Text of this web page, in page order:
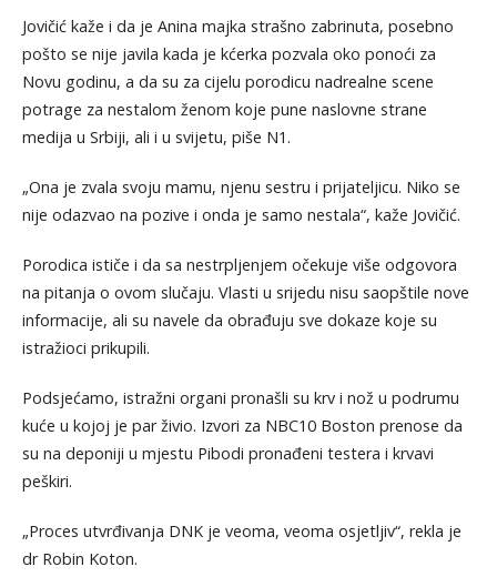
Jovičić kaže i da je Anina majka strašno zabrinuta, posebno
pošto se nije javila kada je kćerka pozvala oko ponoći za
Novu godinu, a da su za cijelu porodicu nadrealne scene
potrage za nestalom ženom koje pune naslovne strane
medija u Srbiji, ali i u svijetu, piše N1.
„Ona je zvala svoju mamu, njenu sestru i prijateljicu. Niko se
nije odazvao na pozive i onda je samo nestala“, kaže Jovičić.
Porodica ističe i da sa nestrpljenjem očekuje više odgovora
na pitanja o ovom slučaju. Vlasti u srijedu nisu saopštile nove
informacije, ali su navele da obrađuju sve dokaze koje su
istražioci prikupili.
Podsjećamo, istražni organi pronašli su krv i nož u podrumu
kuće u kojoj je par živio. Izvori za NBC10 Boston prenose da
su na deponiji u mjestu Pibodi pronađeni testera i krvavi
peškiri.
„Proces utvrđivanja DNK je veoma, veoma osjetljiv“, rekla je
dr Robin Koton.